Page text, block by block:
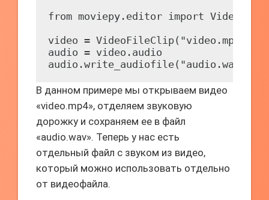
from moviepy.editor import
video = VideoFileClip("video.mp4")
audio = video.audio
audio.write_audiofile("audio.wav")
В данном примере мы открываем видео
«video.mp4», отделяем звуковую
дорожку и сохраняем ее в файл
«audio.wav». Теперь у нас есть
отдельный файл с звуком из видео,
который можно использовать отдельно
от видеофайла.